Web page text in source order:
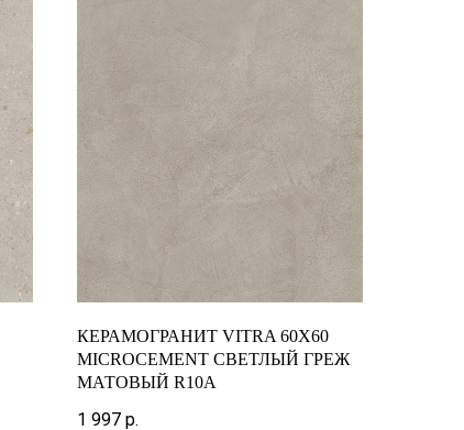
КЕРАМОГРАНИТ VITRA 60X60
MICROCEMENT СВЕТЛЫЙ ГРЕЖ
МАТОВЫЙ R10A
1 997 р.